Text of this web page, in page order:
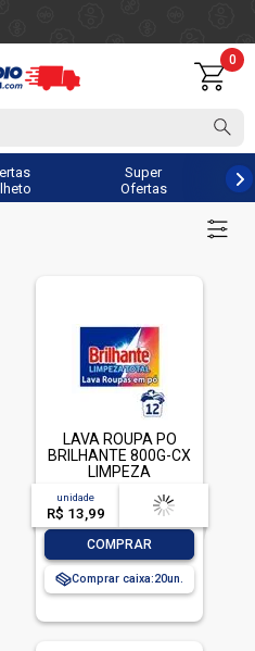
0
Super
Ofertas
LAVA ROUPA PO
BRILHANTE 800G-CX
LIMPEZA
TOTALLAVA ROUPA
PO BRILHANTE 800G-
CX LIMPEZA TOTAL
unidade
R$ 13,99
acima de
-- --,--un.
COMPRAR
Comprar caixa:20